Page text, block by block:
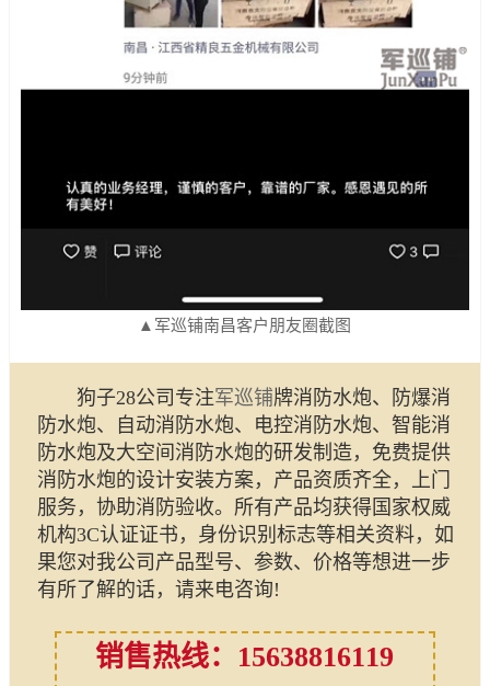
▲军巡铺南昌客户朋友圈截图
狗子28公司专注军巡铺牌消防水炮、防爆消
防水炮、自动消防水炮、电控消防水炮、智能消
防水炮及大空间消防水炮的研发制造，免费提供
消防水炮的设计安装方案，产品资质齐全，上门
服务，协助消防验收。所有产品均获得国家权威
机构3C认证证书，身份识别标志等相关资料，如
果您对我公司产品型号、参数、价格等想进一步
有所了解的话，请来电咨询!
销售热线：15638816119